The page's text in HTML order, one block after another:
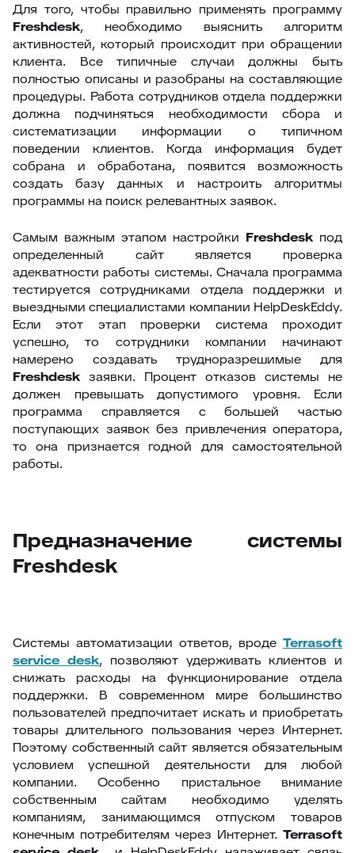
Для того, чтобы правильно применять программу
Freshdesk, необходимо выяснить алгоритм
активностей, который происходит при обращении
клиента. Все типичные случаи должны быть
полностью описаны и разобраны на составляющие
процедуры. Работа сотрудников отдела поддержки
должна подчиняться необходимости сбора и
систематизации информации о типичном
поведении клиентов. Когда информация будет
собрана и обработана, появится возможность
создать базу данных и настроить алгоритмы
программы на поиск релевантных заявок.
Самым важным этапом настройки Freshdesk под
определенный сайт является проверка
адекватности работы системы. Сначала программа
тестируется сотрудниками отдела поддержки и
выездными специалистами компании HelpDeskEddy.
Если этот этап проверки система проходит
успешно, то сотрудники компании начинают
намерено создавать трудноразрешимые для
Freshdesk заявки. Процент отказов системы не
должен превышать допустимого уровня. Если
программа справляется с большей частью
поступающих заявок без привлечения оператора,
то она признается годной для самостоятельной
работы.
Предназначение системы
Freshdesk
Системы автоматизации ответов, вроде Terrasoft
service desk, позволяют удерживать клиентов и
снижать расходы на функционирование отдела
поддержки. В современном мире большинство
пользователей предпочитает искать и приобретать
товары длительного пользования через Интернет.
Поэтому собственный сайт является обязательным
условием успешной деятельности для любой
компании. Особенно пристальное внимание
собственным сайтам необходимо уделять
компаниям, занимающимся отпуском товаров
конечным потребителям через Интернет. Terrasoft